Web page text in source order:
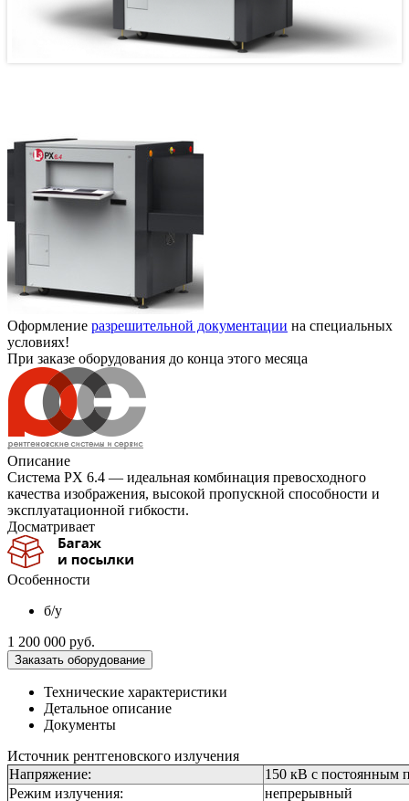
Оформление разрешительной документации на специальных
условиях!
При заказе оборудования до конца этого месяца
Описание
Система PX 6.4 — идеальная комбинация превосходного
качества изображения, высокой пропускной способности и
эксплуатационной гибкости.
Досматривает
Особенности
б/у
1 200 000 руб.
Заказать оборудование
Технические характеристики
Детальное описание
Документы
Источник рентгеновского излучения
Напряжение:
150 кВ с постоянным
Режим излучения:
непрерывный